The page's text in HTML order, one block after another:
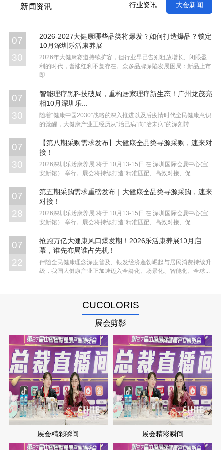
新闻资讯 行业资讯 大会新闻
07
30
2026-2027大健康哪些品类将爆发？如何打造爆品？锁定
10月深圳乐活康养展
2026年大健康赛道持续扩容，但行业早已告别粗放增长、闭眼盈
利的时代，普涨红利不复存在。众多品牌深陷发展困局：新品上市
即...
07
30
智能理疗黑科技破局，重构居家理疗新生态！广州龙茂亮
相10月深圳乐...
随着“健康中国2030”战略的深入推进以及后疫情时代全民健康意识
的觉醒，大健康产业正经历从“治已病”向“治未病”的深刻转...
07
30
【第八期采购需求发布】大健康全品类寻源采购，速来对
接！
2026深圳乐活康养展 将于 10月13-15日 在 深圳国际会展中心(宝
安新馆） 举行。展会将持续打造“精准匹配、高效对接、促...
07
28
第五期采购需求重磅发布｜大健康全品类寻源采购，速来
对接！
2026深圳乐活康养展 将于 10月13-15日 在 深圳国际会展中心(宝
安新馆） 举行。展会将持续打造“精准匹配、高效对接、促...
07
22
抢跑万亿大健康风口爆发期！2026乐活康养展10月启
幕，谁先布局谁占先机！
伴随全民健康理念深度普及、银发经济蓬勃崛起与居民消费持续升
级，我国大健康产业正加速迈入全龄化、场景化、智能化、全球...
CUCOLORIS
展会剪影
展会精彩瞬间 展会精彩瞬间